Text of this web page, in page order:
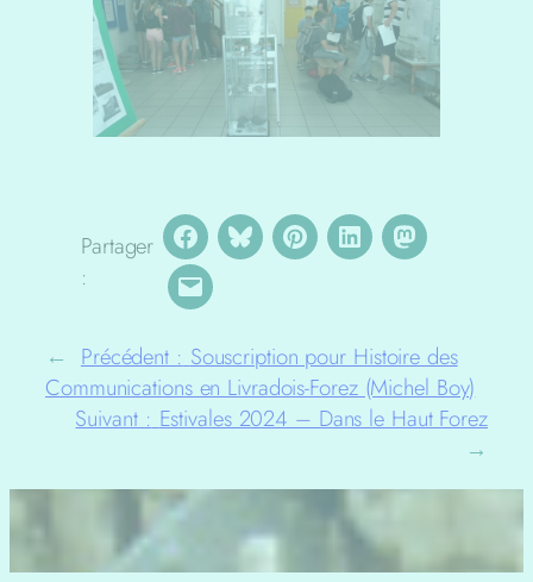
Partager
:
← Précédent : Souscription pour Histoire des
Communications en Livradois-Forez (Michel Boy)
Suivant : Estivales 2024 – Dans le Haut Forez
→